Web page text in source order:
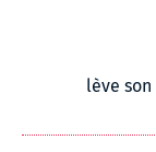
lève son